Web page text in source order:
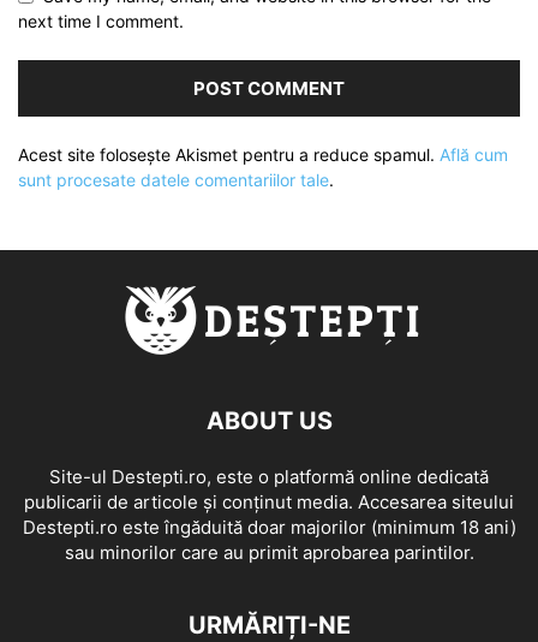
next time I comment.
Acest site folosește Akismet pentru a reduce spamul. Află cum
sunt procesate datele comentariilor tale.
ABOUT US
Site-ul Destepti.ro, este o platformă online dedicată
publicarii de articole și conținut media. Accesarea siteului
Destepti.ro este îngăduită doar majorilor (minimum 18 ani)
sau minorilor care au primit aprobarea parintilor.
URMĂRIȚI-NE